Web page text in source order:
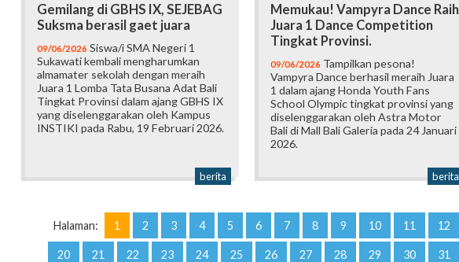
Gemilang di GBHS IX, SEJEBAG
Suksma berasil gaet juara
09/06/2026 Siswa/i SMA Negeri 1
Sukawati kembali mengharumkan
almamater sekolah dengan meraih
Juara 1 Lomba Tata Busana Adat Bali
Tingkat Provinsi dalam ajang GBHS IX
yang diselenggarakan oleh Kampus
INSTIKI pada Rabu, 19 Februari 2026.
berita
Memukau! Vampyra Dance Raih
Juara 1 Dance Competition
Tingkat Provinsi.
09/06/2026 Tampilkan pesona!
Vampyra Dance berhasil meraih Juara
1 dalam ajang Honda Youth Fans
School Olympic tingkat provinsi yang
diselenggarakan oleh Astra Motor
Bali di Mall Bali Galeria pada 24 Januari
2026.
berita
Halaman: 1 2 3 4 5 6 7 8 9 10 11 12
20 21 22 23 24 25 26 27 28 29 30 31